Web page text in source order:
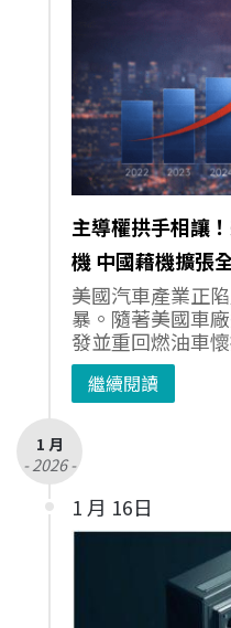
主導權拱手相讓
機 中國藉機擴張
美國汽車產業正
暴。隨著美國車
發並重回燃油車
繼續閱讀
1 月
- 2026 -
1 月 16日